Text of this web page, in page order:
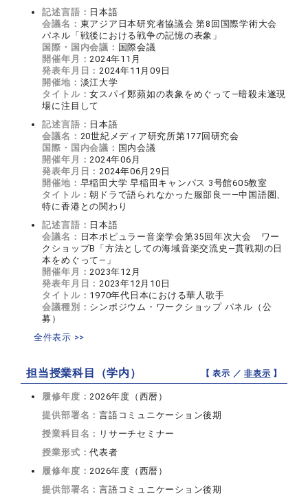
記述言語： 日本語
会議名： 東アジア日本研究者協議会 第8回国際学術大会
パネル「戦後における戦争の記憶の表象」
国際・国内会議： 国際会議
開催年月：2024年11月
発表年月日：2024年11月09日
開催地： 淡江大学
タイトル：女スパイ鄭蘋如の表象をめぐって―暗殺未遂現
場に注目して
記述言語： 日本語
会議名： 20世紀メディア研究所第177回研究会
国際・国内会議： 国内会議
開催年月：2024年06月
発表年月日：2024年06月29日
開催地： 早稲田大学 早稲田キャンパス 3号館605教室
タイトル：朝ドラで語られなかった服部良一―中国語圏、
特に香港との関わり
記述言語： 日本語
会議名： 日本ポピュラー音楽学会第35回年次大会 ワー
クショップB「方法としての海域音楽交流史―貫戦期の日
本をめぐって―」
開催年月：2023年12月
発表年月日：2023年12月10日
タイトル： 1970年代日本における華人歌手
会議種別： シンポジウム・ワークショップ パネル（公
募）
全件表示 >>
担当授業科目（学内） 【 表示 ／非表示 】
履修年度：2026年度（西暦）
提供部署名：言語コミュニケーション後期
授業科目名： リサーチセミナー
授業形式：代表者
履修年度：2026年度（西暦）
提供部署名：言語コミュニケーション後期